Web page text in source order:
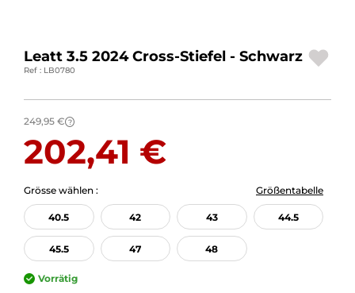
MARKEN
Leatt 3.5 2024 Cross-Stiefel - Schwarz
Ref : LB0780
249,95 € ?
202,41 €
Grösse wählen : Größentabelle
40.5 42 43 44.5
45.5 47 48
Vorrätig